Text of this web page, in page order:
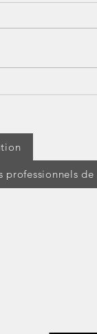
professionnels